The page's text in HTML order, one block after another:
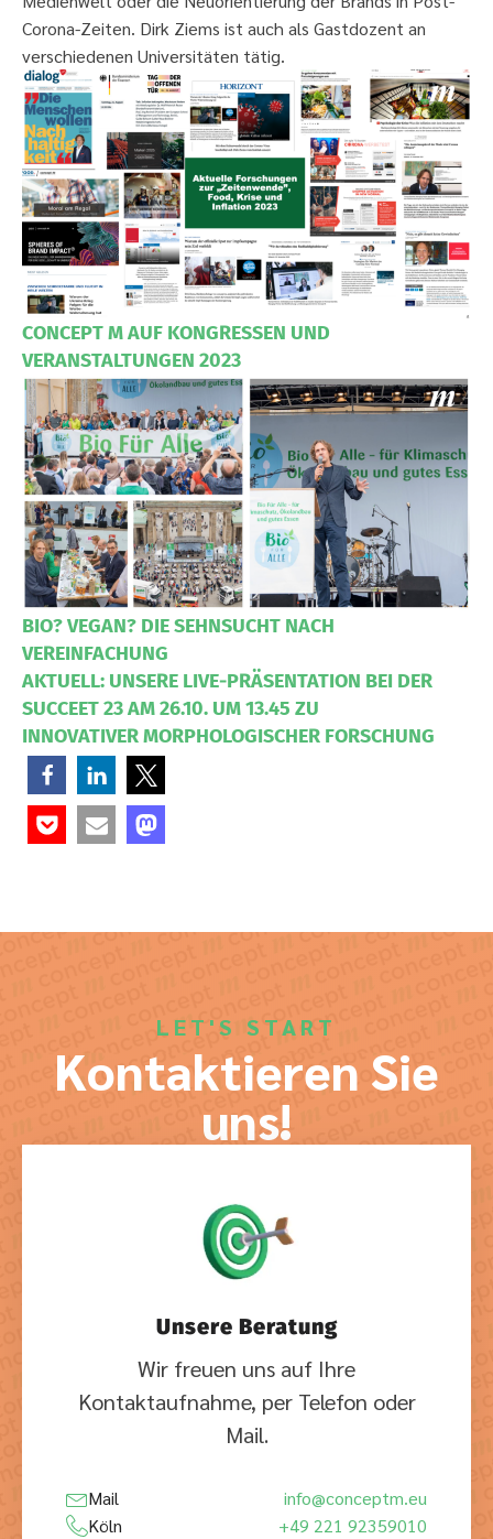
Corona-Zeiten. Dirk Ziems ist auch als Gastdozent an
verschiedenen Universitäten tätig.
CONCEPT M AUF KONGRESSEN UND
VERANSTALTUNGEN 2023
BIO? VEGAN? DIE SEHNSUCHT NACH
VEREINFACHUNG
AKTUELL: UNSERE LIVE-PRÄSENTATION BEI DER
SUCCEET 23 AM 26.10. UM 13.45 ZU
INNOVATIVER MORPHOLOGISCHER FORSCHUNG
LET'S START
Kontaktieren Sie
uns!
Unsere Beratung
Wir freuen uns auf Ihre
Kontaktaufnahme, per Telefon oder
Mail.
Mail
info@conceptm.eu
Köln
+49 221 92359010